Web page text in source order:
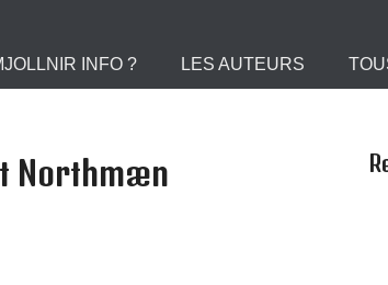
INFO ? LES AUTEURS
Northmæn